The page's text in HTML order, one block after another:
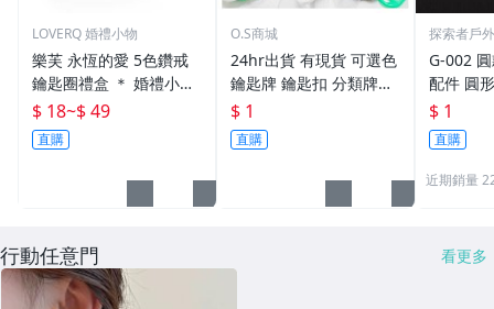
LOVERQ 婚禮小物
樂芙 永恆的愛 5色鑽戒
鑰匙圈禮盒 ＊ 婚禮小物
二次進場 工商禮贈品 戒
指鑰匙圈 鑽石鑰匙扣 大
鑽戒 送客禮 活動贈品
$ 18~$ 49
直購
O.S商城
24hr出貨 有現貨 可選色
鑰匙牌 鑰匙扣 分類牌鎖
匙 分類牌 塑膠鑰匙牌 鑰
匙扣 號碼牌 分類牌 標記
鑰匙吊牌 掛牌
$ 1
直購
探索者戶
G-002
配件 圓
鑰匙圈
單個鑰
$ 1
直購
近期銷量
行動任意門 看更多